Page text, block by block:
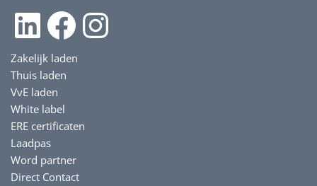
LinkedIn
Facebook
Instagram
Zakelijk laden
Thuis laden
VvE laden
White label
ERE certificaten
Laadpas
Word partner
Direct Contact